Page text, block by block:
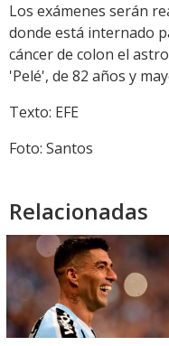
Los exámenes serán
donde está internado
cáncer de colon el
'Pelé', de 82 años y
Texto: EFE
Foto: Santos
Relacionadas